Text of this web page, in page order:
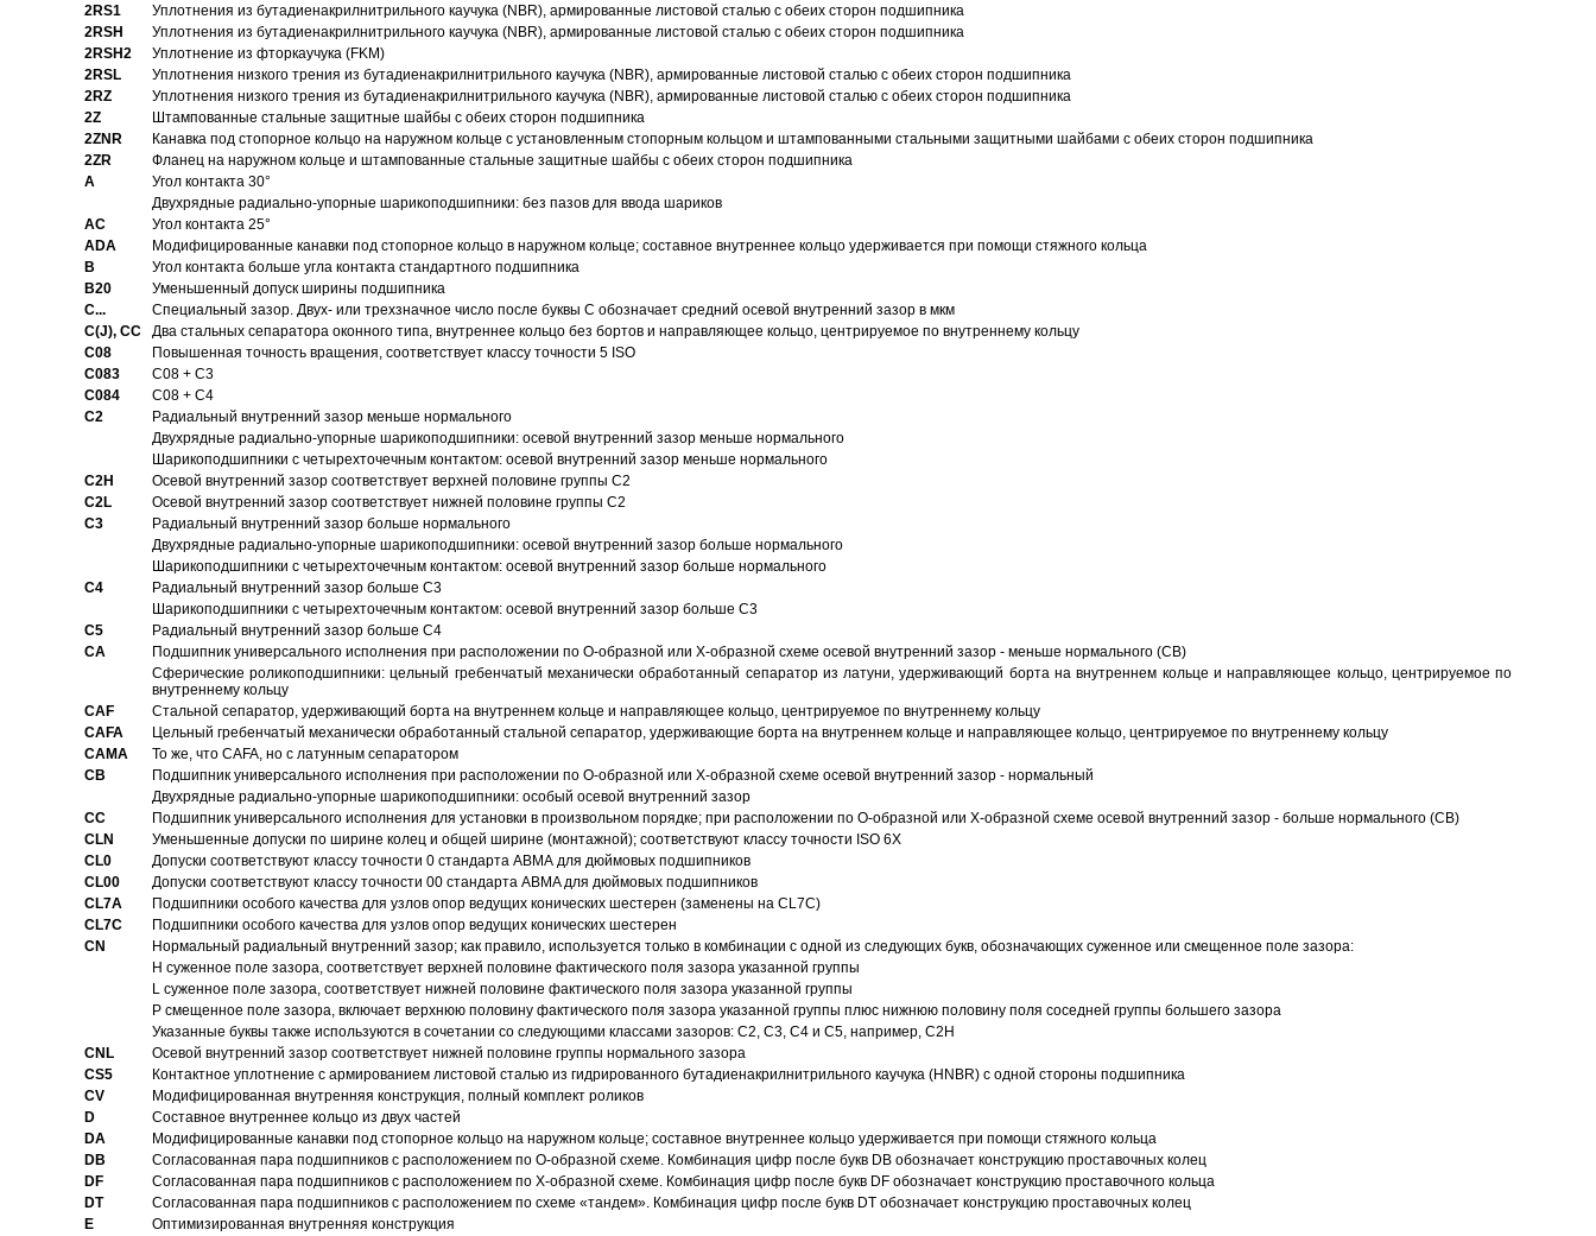
2RS1
Уплотнения из бутадиенакрилнитрильного каучука (NBR), армированные листовой сталью с обеих сторон подшипника
2RSH
Уплотнения из бутадиенакрилнитрильного каучука (NBR), армированные листовой сталью с обеих сторон подшипника
2RSH2
Уплотнение из фторкаучука (FKM)
2RSL
Уплотнения низкого трения из бутадиенакрилнитрильного каучука (NBR), армированные листовой сталью с обеих сторон подшипника
2RZ
Уплотнения низкого трения из бутадиенакрилнитрильного каучука (NBR), армированные листовой сталью с обеих сторон подшипника
2Z
Штампованные стальные защитные шайбы с обеих сторон подшипника
2ZNR
Канавка под стопорное кольцо на наружном кольце с установленным стопорным кольцом и штампованными стальными защитными шайбами с обеих сторон подшипника
2ZR
Фланец на наружном кольце и штампованные стальные защитные шайбы с обеих сторон подшипника
A
Угол контакта 30°
Двухрядные радиально-упорные шарикоподшипники: без пазов для ввода шариков
AC
Угол контакта 25°
ADA
Модифицированные канавки под стопорное кольцо в наружном кольце; составное внутреннее кольцо удерживается при помощи стяжного кольца
B
Угол контакта больше угла контакта стандартного подшипника
B20
Уменьшенный допуск ширины подшипника
C...
Специальный зазор. Двух- или трехзначное число после буквы С обозначает средний осевой внутренний зазор в мкм
C(J), CC
Два стальных сепаратора оконного типа, внутреннее кольцо без бортов и направляющее кольцо, центрируемое по внутреннему кольцу
C08
Повышенная точность вращения, соответствует классу точности 5 ISO
C083
C08 + C3
C084
C08 + C4
C2
Pадиальный внутренний зазор меньше нормального
Двухрядные радиально-упорные шарикоподшипники: осевой внутренний зазор меньше нормального
Шарикоподшипники с четырехточечным контактом: осевой внутренний зазор меньше нормального
C2H
Осевой внутренний зазор соответствует верхней половине группы C2
C2L
Осевой внутренний зазор соответствует нижней половине группы C2
C3
Pадиальный внутренний зазор больше нормального
Двухрядные радиально-упорные шарикоподшипники: осевой внутренний зазор больше нормального
Шарикоподшипники с четырехточечным контактом: осевой внутренний зазор больше нормального
C4
Pадиальный внутренний зазор больше C3
Шарикоподшипники с четырехточечным контактом: осевой внутренний зазор больше C3
C5
Pадиальный внутренний зазор больше C4
CA
Подшипник универсального исполнения при расположении по О-образной или Х-образной схеме осевой внутренний зазор - меньше нормального (CB)
Сферические роликоподшипники: цельный гребенчатый механически обработанный сепаратор из латуни, удерживающий борта на внутреннем кольце и направляющее кольцо, центрируемое по
внутреннему кольцу
CAF
Стальной сепаратор, удерживающий борта на внутреннем кольце и направляющее кольцо, центрируемое по внутреннему кольцу
CAFA
Цельный гребенчатый механически обработанный стальной сепаратор, удерживающие борта на внутреннем кольце и направляющее кольцо, центрируемое по внутреннему кольцу
CAMA
То же, что CAFA, но с латунным сепаратором
CB
Подшипник универсального исполнения при расположении по О-образной или Х-образной схеме осевой внутренний зазор - нормальный
Двухрядные радиально-упорные шарикоподшипники: особый осевой внутренний зазор
CC
Подшипник универсального исполнения для установки в произвольном порядке; при расположении по О-образной или Х-образной схеме осевой внутренний зазор - больше нормального (CB)
CLN
Уменьшенные допуски по ширине колец и общей ширине (монтажной); соответствуют классу точности ISO 6X
CL0
Допуски соответствуют классу точности 0 стандарта АВМА для дюймовых подшипников
CL00
Допуски соответствуют классу точности 00 стандарта ABMA для дюймовых подшипников
CL7A
Подшипники особого качества для узлов опор ведущих конических шестерен (заменены на CL7C)
CL7C
Подшипники особого качества для узлов опор ведущих конических шестерен
CN
Hормальный радиальный внутренний зазор; как правило, используется только в комбинации с одной из следующих букв, обозначающих суженное или смещенное поле зазора:
H суженное поле зазора, соответствует верхней половине фактического поля зазора указанной группы
L суженное поле зазора, соответствует нижней половине фактического поля зазора указанной группы
P смещенное поле зазора, включает верхнюю половину фактического поля зазора указанной группы плюс нижнюю половину поля соседней группы большего зазора
Указанные буквы также используются в сочетании со следующими классами зазоров: С2, C3, С4 и С5, например, С2Н
CNL
Осевой внутренний зазор соответствует нижней половине группы нормального зазора
CS5
Контактное уплотнение с армированием листовой сталью из гидрированного бутадиенакрилнитрильного каучука (HNBR) с одной стороны подшипника
CV
Модифицированная внутренняя конструкция, полный комплект роликов
D
Составное внутреннее кольцо из двух частей
DA
Модифицированные канавки под стопорное кольцо на наружном кольце; составное внутреннее кольцо удерживается при помощи стяжного кольца
DB
Согласованная пара подшипников с расположением по О-образной схеме. Комбинация цифр после букв DB обозначает конструкцию проставочных колец
DF
Согласованная пара подшипников с расположением по Х-образной схеме. Комбинация цифр после букв DF обозначает конструкцию проставочного кольца
DT
Согласованная пара подшипников с расположением по схеме «тандем». Комбинация цифр после букв DT обозначает конструкцию проставочных колец
E
Оптимизированная внутренняя конструкция